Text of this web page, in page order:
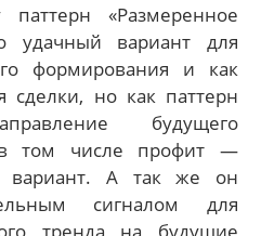
«Размеренное
удачный вариант для
формирования и как
сделки, но как паттерн
будущего
том числе профит —
вариант. А так же он
сигналом для